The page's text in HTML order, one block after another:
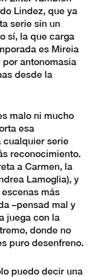
Lindez, que ya
serie sin un
sí, la que carga
es Mireia
por antonomasia
desde la
malo ni mucho
esa
serie
reconocimiento.
a Carmen, la
Lamoglia), y
más
–pensad mal y
juega con la
donde no
puro desenfreno.
puedo decir una